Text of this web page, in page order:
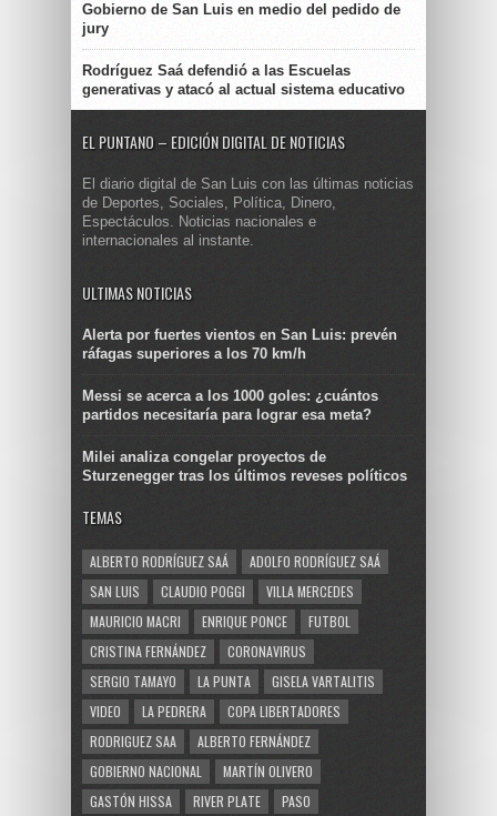
Gobierno de San Luis en medio del pedido de
jury
Rodríguez Saá defendió a las Escuelas
generativas y atacó al actual sistema educativo
EL PUNTANO – EDICIÓN DIGITAL DE NOTICIAS
El diario digital de San Luis con las últimas noticias
de Deportes, Sociales, Política, Dinero,
Espectáculos. Noticias nacionales e
internacionales al instante.
ULTIMAS NOTICIAS
Alerta por fuertes vientos en San Luis: prevén
ráfagas superiores a los 70 km/h
Messi se acerca a los 1000 goles: ¿cuántos
partidos necesitaría para lograr esa meta?
Milei analiza congelar proyectos de
Sturzenegger tras los últimos reveses políticos
TEMAS
ALBERTO RODRÍGUEZ SAÁ
ADOLFO RODRÍGUEZ SAÁ
SAN LUIS
CLAUDIO POGGI
VILLA MERCEDES
MAURICIO MACRI
ENRIQUE PONCE
FUTBOL
CRISTINA FERNÁNDEZ
CORONAVIRUS
SERGIO TAMAYO
LA PUNTA
GISELA VARTALITIS
VIDEO
LA PEDRERA
COPA LIBERTADORES
RODRIGUEZ SAA
ALBERTO FERNÁNDEZ
GOBIERNO NACIONAL
MARTÍN OLIVERO
GASTÓN HISSA
RIVER PLATE PASO